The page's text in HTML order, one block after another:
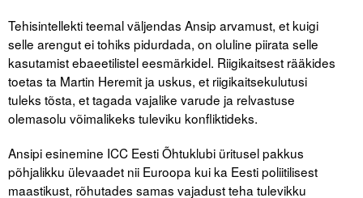
Incoterms® 2020
Abimaterjalid
Projektid
Tehisintellekti teemal väljendas Ansip arvamust, et kuigi
selle arengut ei tohiks pidurdada, on oluline piirata selle
kasutamist ebaeetilistel eesmärkidel. Riigikaitsest rääkides
toetas ta Martin Heremit ja uskus, et riigikaitsekulutusi
tuleks tõsta, et tagada vajalike varude ja relvastuse
olemasolu võimalikeks tuleviku konfliktideks.
Ansipi esinemine ICC Eesti Õhtuklubi üritusel pakkus
põhjalikku ülevaadet nii Euroopa kui ka Eesti poliitilisest
maastikust, rõhutades samas vajadust teha tulevikku